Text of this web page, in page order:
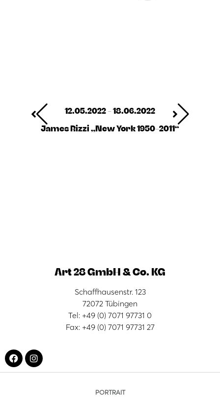
12.05.2022 - 18.06.2022
James Rizzi „New York 1950-2011“
Art 28 GmbH & Co. KG
Schaffhausenstr. 123
72072 Tübingen
Tel: +49 (0) 7071 97731 0
Fax: +49 (0) 7071 97731 27
PORTRAIT